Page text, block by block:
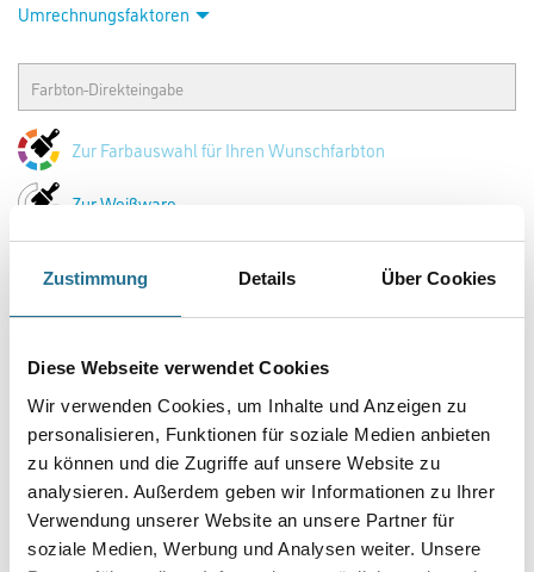
Zustimmung Details Über Cookies
Diese Webseite verwendet Cookies
Wir verwenden Cookies, um Inhalte und Anzeigen zu
personalisieren, Funktionen für soziale Medien anbieten
zu können und die Zugriffe auf unsere Website zu
analysieren. Außerdem geben wir Informationen zu Ihrer
Verwendung unserer Website an unsere Partner für
soziale Medien, Werbung und Analysen weiter. Unsere
Umrechnungsfaktoren
Zur Farbauswahl für Ihren Wunschfarbton
Zur Weißware
PRODUKTEIGENSCHAFTEN
Produkteigenschaft